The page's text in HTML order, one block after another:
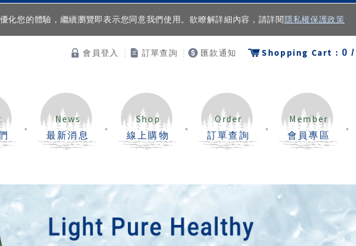
化您的體驗，繼續瀏覽即表示您同意我們使用。欲瞭解詳細內容，請詳閱 隱私權保護政策
會員登入 訂單查詢 匯款通知 Shopping Cart : 0 /
News
最新消息
Shop
線上購物
Order
訂單查詢
Member
會員專區